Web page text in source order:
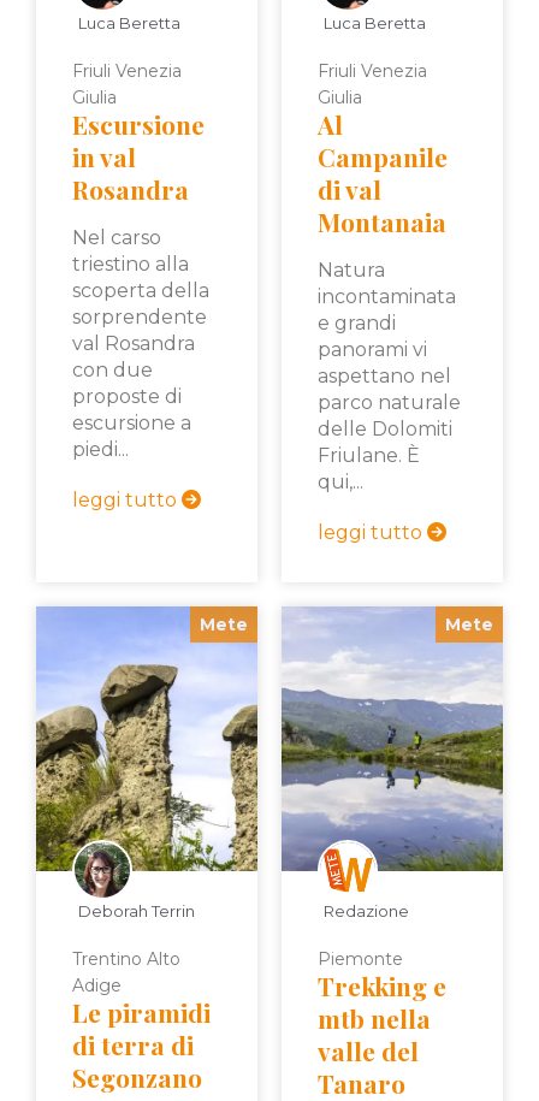
Luca Beretta
Friuli Venezia
Giulia
Escursione
in val
Rosandra
Nel carso
triestino alla
scoperta della
sorprendente
val Rosandra
con due
proposte di
escursione a
piedi...
leggi tutto
Luca Beretta
Friuli Venezia
Giulia
Al
Campanile
di val
Montanaia
Natura
incontaminata
e grandi
panorami vi
aspettano nel
parco naturale
delle Dolomiti
Friulane. È
qui,...
leggi tutto
Mete
Deborah Terrin
Trentino Alto
Adige
Le piramidi
di terra di
Segonzano
Mete
Redazione
Piemonte
Trekking e
mtb nella
valle del
Tanaro